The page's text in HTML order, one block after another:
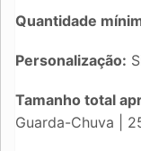
Quantidade
Personalização:
Tamanho total
Guarda-Chuva |